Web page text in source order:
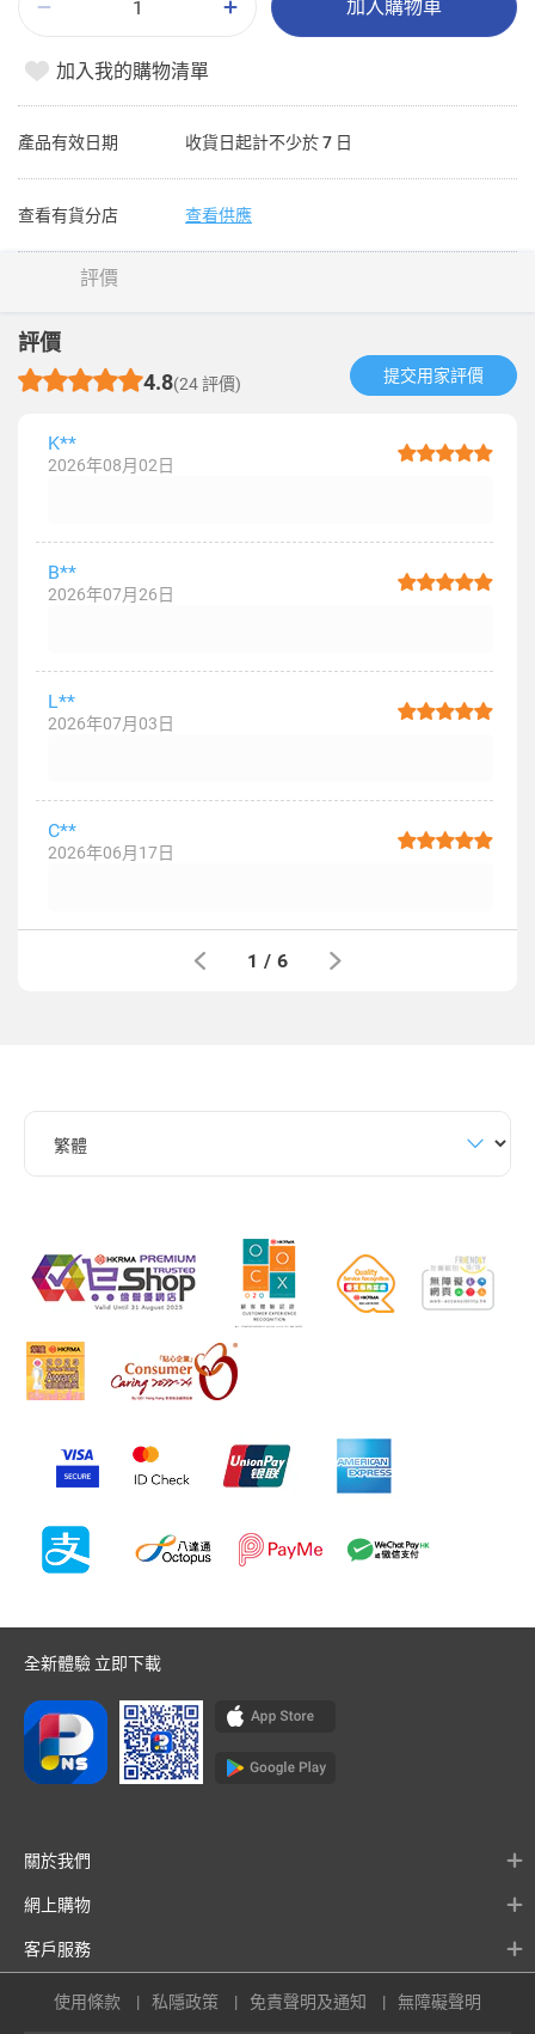
加入購物車
加入我的購物清單
產品有效日期 收貨日起計不少於 7 日
查看有貨分店 查看供應
評價
評價
4.8(24 評價) 提交用家評價​
K**
2026年08月02日
B**
2026年07月26日
L**
2026年07月03日
C**
2026年06月17日
1 / 6
全新體驗 立即下載
關於我們
網上購物
客戶服務
使用條款 私隱政策 免責聲明及通知 無障礙聲明